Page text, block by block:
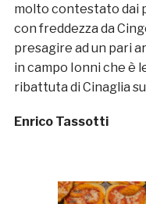
molto contestato dai
con freddezza da
presagire ad un pari
in campo Ionni che è
ribattuta di Cinaglia
Enrico Tassotti